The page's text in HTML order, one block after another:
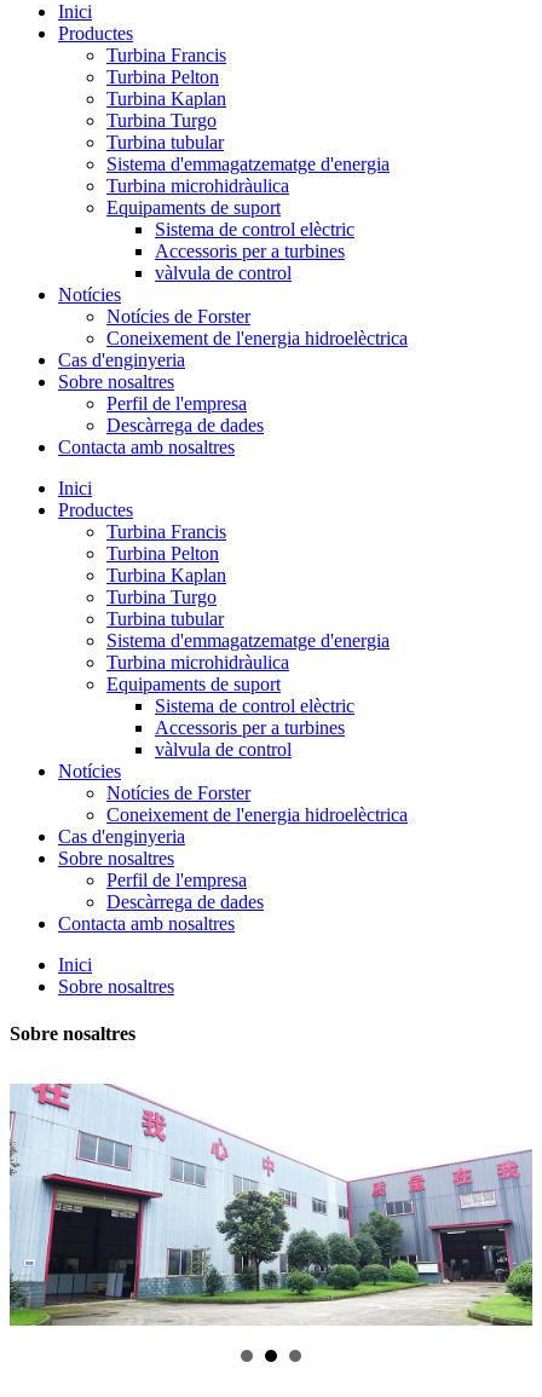
Inici
Productes
Turbina Francis
Turbina Pelton
Turbina Kaplan
Turbina Turgo
Turbina tubular
Sistema d'emmagatzematge d'energia
Turbina microhidràulica
Equipaments de suport
Sistema de control elèctric
Accessoris per a turbines
vàlvula de control
Notícies
Notícies de Forster
Coneixement de l'energia hidroelèctrica
Cas d'enginyeria
Sobre nosaltres
Perfil de l'empresa
Descàrrega de dades
Contacta amb nosaltres
Inici
Productes
Turbina Francis
Turbina Pelton
Turbina Kaplan
Turbina Turgo
Turbina tubular
Sistema d'emmagatzematge d'energia
Turbina microhidràulica
Equipaments de suport
Sistema de control elèctric
Accessoris per a turbines
vàlvula de control
Notícies
Notícies de Forster
Coneixement de l'energia hidroelèctrica
Cas d'enginyeria
Sobre nosaltres
Perfil de l'empresa
Descàrrega de dades
Contacta amb nosaltres
Inici
Sobre nosaltres
Sobre nosaltres